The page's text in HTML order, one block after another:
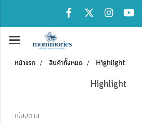
หน้าแรก สินค้าทั้งหมด Highlight
Highlight
เรียงตาม